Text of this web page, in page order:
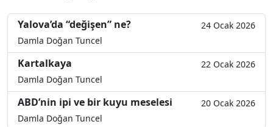
Yalova’da “değişen” ne?
24 Ocak 2026
Damla Doğan Tuncel
Kartalkaya
22 Ocak 2026
Damla Doğan Tuncel
ABD’nin ipi ve bir kuyu meselesi
20 Ocak 2026
Damla Doğan Tuncel